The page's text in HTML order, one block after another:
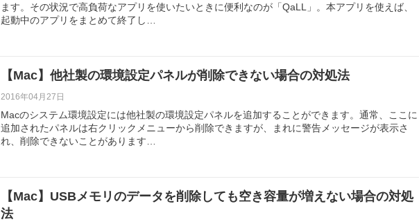
ます。その状況で高負荷なアプリを使いたいときに便利なのが「QaLL」。本アプリを使えば、
起動中のアプリをまとめて終了し…
【Mac】他社製の環境設定パネルが削除できない場合の対処法
2016年04月27日
Macのシステム環境設定には他社製の環境設定パネルを追加することができます。通常、ここに
追加されたパネルは右クリックメニューから削除できますが、まれに警告メッセージが表示さ
れ、削除できないことがあります…
【Mac】USBメモリのデータを削除しても空き容量が増えない場合の対処
法